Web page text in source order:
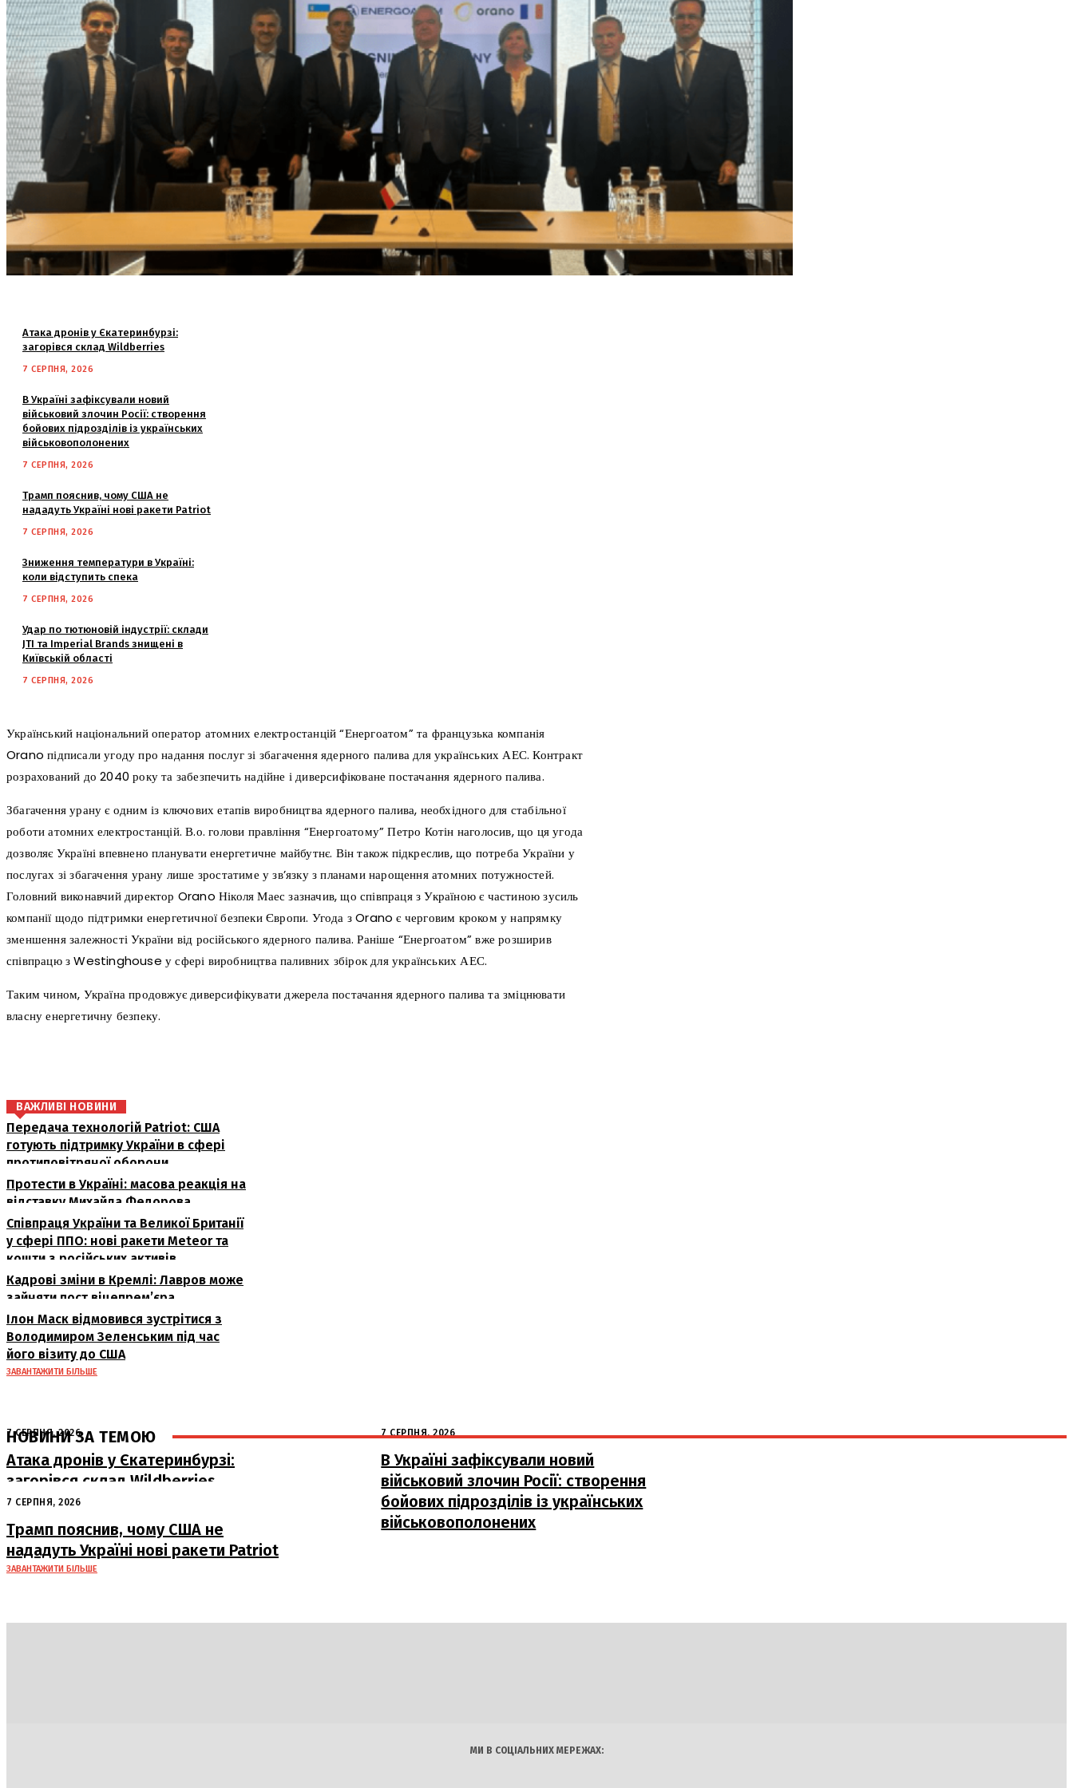
Атака дронів у Єкатеринбурзі:
загорівся склад Wildberries
7 СЕРПНЯ, 2026
В Україні зафіксували новий
військовий злочин Росії: створення
бойових підрозділів із українських
військовополонених
7 СЕРПНЯ, 2026
Трамп пояснив, чому США не
нададуть Україні нові ракети Patriot
7 СЕРПНЯ, 2026
Зниження температури в Україні:
коли відступить спека
7 СЕРПНЯ, 2026
Удар по тютюновій індустрії: склади
JTI та Imperial Brands знищені в
Київській області
7 СЕРПНЯ, 2026
Український національний оператор атомних електростанцій “Енергоатом” та французька компанія
Orano підписали угоду про надання послуг зі збагачення ядерного палива для українських АЕС. Контракт
розрахований до 2040 року та забезпечить надійне і диверсифіковане постачання ядерного палива.
Збагачення урану є одним із ключових етапів виробництва ядерного палива, необхідного для стабільної
роботи атомних електростанцій. В.о. голови правління “Енергоатому” Петро Котін наголосив, що ця угода
дозволяє Україні впевнено планувати енергетичне майбутнє. Він також підкреслив, що потреба України у
послугах зі збагачення урану лише зростатиме у зв’язку з планами нарощення атомних потужностей.
Головний виконавчий директор Orano Ніколя Маес зазначив, що співпраця з Україною є частиною зусиль
компанії щодо підтримки енергетичної безпеки Європи. Угода з Orano є черговим кроком у напрямку
зменшення залежності України від російського ядерного палива. Раніше “Енергоатом” вже розширив
співпрацю з Westinghouse у сфері виробництва паливних збірок для українських АЕС.
Таким чином, Україна продовжує диверсифікувати джерела постачання ядерного палива та зміцнювати
власну енергетичну безпеку.
ВАЖЛИВІ НОВИНИ
Передача технологій Patriot: США
готують підтримку України в сфері
протиповітряної оборони
Протести в Україні: масова реакція на
відставку Михайла Федорова
Співпраця України та Великої Британії
у сфері ППО: нові ракети Meteor та
кошти з російських активів
Кадрові зміни в Кремлі: Лавров може
зайняти пост віцепрем’єра
Ілон Маск відмовився зустрітися з
Володимиром Зеленським під час
його візиту до США
ЗАВАНТАЖИТИ БІЛЬШЕ
НОВИНИ ЗА ТЕМОЮ
7 СЕРПНЯ, 2026
Атака дронів у Єкатеринбурзі:
загорівся склад Wildberries
7 СЕРПНЯ, 2026
В Україні зафіксували новий
військовий злочин Росії: створення
бойових підрозділів із українських
військовополонених
7 СЕРПНЯ, 2026
Трамп пояснив, чому США не
нададуть Україні нові ракети Patriot
ЗАВАНТАЖИТИ БІЛЬШЕ
МИ В СОЦІАЛЬНИХ МЕРЕЖАХ: